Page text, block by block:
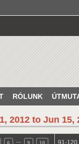
RÓLUNK
2012 to Jun 15,
6 9 10 91-120